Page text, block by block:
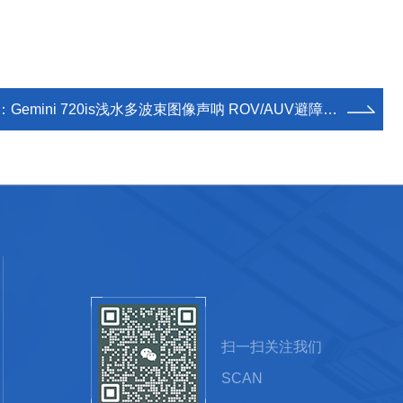
Gemini 720is浅水多波束图像声呐 ROV/AUV避障导航声呐
扫一扫关注我们
SCAN